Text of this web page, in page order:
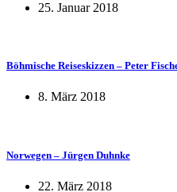
25. Januar 2018
Böhmische Reiseskizzen – Peter
8. März 2018
Norwegen – Jürgen Duhnke
22. März 2018